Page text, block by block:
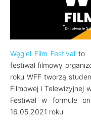
Węgiel Film Festival to
festiwal filmowy
roku WFF tworzą
Filmowej i Telewizyjnej
Festiwal w formule
16.05.2021 roku